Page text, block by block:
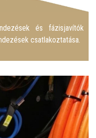
és fázisjavítók
csatlakoztatása.